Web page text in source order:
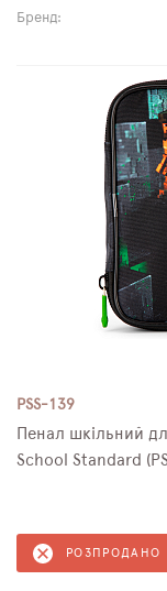
Бренд:
PSS-139
Пенал шкільний
School Standard
РОЗПРОДАНО